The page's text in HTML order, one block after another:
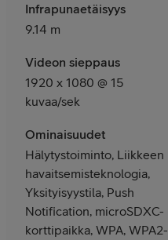
Infrapunaetäisyys
9.14 m
Videon sieppaus
1920 x 1080 @ 15
kuvaa/sek
Ominaisuudet
Hälytystoiminto, Liikkeen
havaitsemisteknologia,
Yksityisyystila, Push
Notification, microSDXC-
korttipaikka, WPA, WPA2-